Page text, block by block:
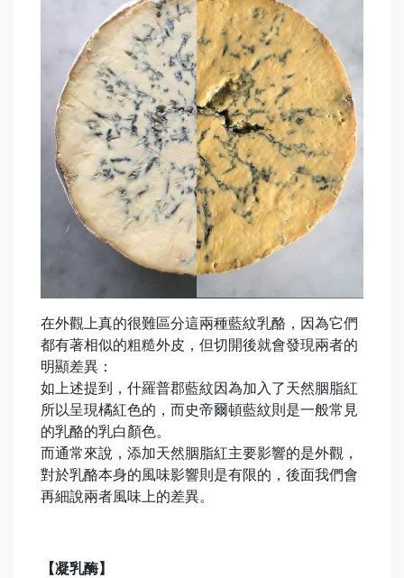
在外觀上真的很難區分這兩種藍紋乳酪，因為它們
都有著相似的粗糙外皮，但切開後就會發現兩者的
明顯差異：
如上述提到，什羅普郡藍紋因為加入了天然胭脂紅
所以呈現橘紅色的，而史帝爾頓藍紋則是一般常見
的乳酪的乳白顏色。
而通常來說，添加天然胭脂紅主要影響的是外觀，
對於乳酪本身的風味影響則是有限的，後面我們會
再細說兩者風味上的差異。
【凝乳酶】